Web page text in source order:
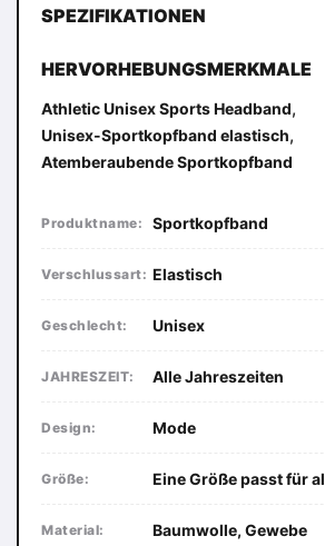
SPEZIFIKATIONEN
HERVORHEBUNGSMERKMALE
Athletic Unisex Sports Headband,
Unisex-Sportkopfband elastisch,
Atemberaubende Sportkopfband
Produktname: Sportkopfband
Verschlussart: Elastisch
Geschlecht: Unisex
JAHRESZEIT: Alle Jahreszeiten
Design: Mode
Größe: Eine Größe passt für
Material: Baumwolle, Gewebe